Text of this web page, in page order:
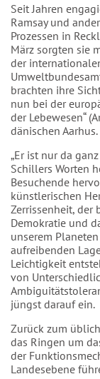
Seit Jahren
Ramsay und
Prozessen in
März sorgten sie
der
brachten ihre
nun bei der
der Lebewesen“
dänischen Aarhus.
„Er ist nur da
Schillers Worten
Besuchende
künstlerischen
Zerrissenheit, der
Demokratie und
unserem
aufreibenden
Leichtigkeit
von
jüngst darauf ein.
Zurück zum
das Ringen um
der
Landesebene